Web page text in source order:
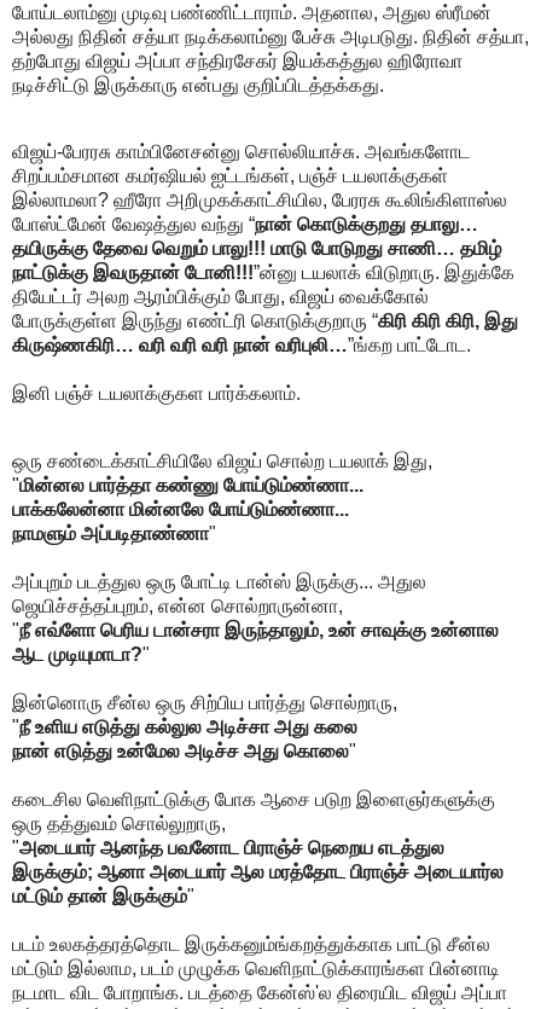
போய்டலாம்னு முடிவு பண்ணிட்டாராம். அதனால, அதுல ஸ்ரீமன்
அல்லது நிதின் சத்யா நடிக்கலாம்னு பேச்சு அடிபடுது. நிதின் சத்யா,
தற்போது விஜய் அப்பா சந்திரசேகர் இயக்கத்துல ஹிரோவா
நடிச்சிட்டு இருக்காரு என்பது குறிப்பிடத்தக்கது.
விஜய்-பேரரசு காம்பினேசன்னு சொல்லியாச்சு. அவங்களோட
சிறப்பம்சமான கமர்ஷியல் ஐட்டங்கள், பஞ்ச் டயலாக்குகள்
இல்லாமலா? ஹீரோ அறிமுகக்காட்சியில, பேரரசு கூலிங்கிளாஸ்ல
போஸ்ட்மேன் வேஷத்துல வந்து “நான் கொடுக்குறது தபாலு…
தயிருக்கு தேவை வெறும் பாலு!!! மாடு போடுறது சாணி… தமிழ்
நாட்டுக்கு இவருதான் டோனி!!!”ன்னு டயலாக் விடுறாரு. இதுக்கே
தியேட்டர் அலற ஆரம்பிக்கும் போது, விஜய் வைக்கோல்
போருக்குள்ள இருந்து எண்ட்ரி கொடுக்குறாரு “கிரி கிரி கிரி, இது
கிருஷ்ணகிரி… வரி வரி வரி நான் வரிபுலி…”ங்கற பாட்டோட.
இனி பஞ்ச் டயலாக்குகள பார்க்கலாம்.
ஒரு சண்டைக்காட்சியிலே விஜய் சொல்ற டயலாக் இது,
"மின்னல பார்த்தா கண்ணு போய்டும்ண்ணா...
பாக்கலேன்னா மின்னலே போய்டும்ண்ணா...
நாமளும் அப்படிதாண்ணா"
அப்புறம் படத்துல ஒரு போட்டி டான்ஸ் இருக்கு... அதுல
ஜெயிச்சத்தப்புறம், என்ன சொல்றாருன்னா,
"நீ எவ்ளோ பெரிய டான்சரா இருந்தாலும், உன் சாவுக்கு உன்னால
ஆட முடியுமாடா?"
இன்னொரு சீன்ல ஒரு சிற்பிய பார்த்து சொல்றாரு,
"நீ உளிய எடுத்து கல்லுல அடிச்சா அது கலை
நான் எடுத்து உன்மேல அடிச்ச அது கொலை"
கடைசில வெளிநாட்டுக்கு போக ஆசை படுற இளைஞர்களுக்கு
ஒரு தத்துவம் சொல்லுறாரு,
"அடையார் ஆனந்த பவனோட பிராஞ்ச் நெறைய எடத்துல
இருக்கும்; ஆனா அடையார் ஆல மரத்தோட பிராஞ்ச் அடையார்ல
மட்டும் தான் இருக்கும்"
படம் உலகத்தரத்தொட இருக்கனும்ங்கறத்துக்காக பாட்டு சீன்ல
மட்டும் இல்லாம, படம் முழுக்க வெளிநாட்டுக்காரங்கள பின்னாடி
நடமாட விட போறாங்க. படத்தை கேன்ஸ்'ல திரையிட விஜய் அப்பா